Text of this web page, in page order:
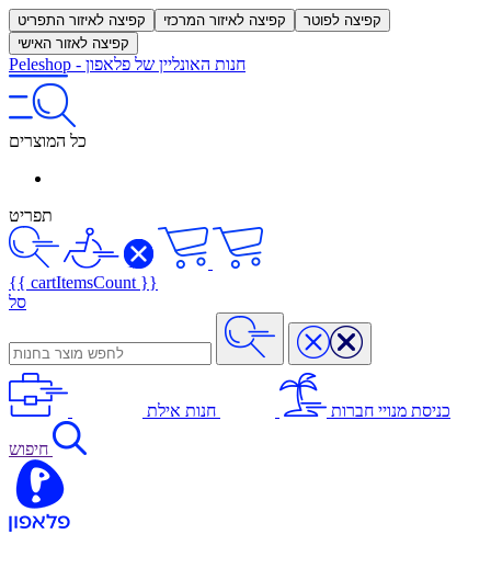
קפיצה לאיזור התפריט קפיצה לאיזור המרכזי
קפיצה לפוטר
קפיצה לאזור האישי
Peleshop - חנות האונליין של פלאפון
כל המוצרים
תפריט
{{ cartItemsCount }}
סל
כניסת מנויי חברות חנות אילת
חיפוש